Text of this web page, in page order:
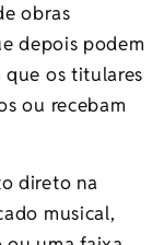
obras
depois podem
que os titulares
ou recebam
direto na
musical,